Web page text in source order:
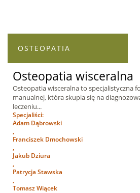
OSTEOPATIA
Osteopatia wisceralna
Osteopatia wisceralna to specjalistyczna
manualnej, która skupia się na
leczeniu...
Specjaliści:
Adam Dąbrowski
,
Franciszek Dmochowski
,
Jakub Dziura
,
Patrycja Stawska
,
Tomasz Wiącek